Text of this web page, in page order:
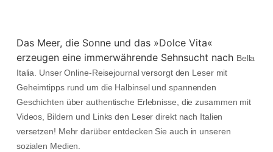
Das Meer, die Sonne und das »Dolce Vita«
erzeugen eine immerwährende Sehnsucht nach Bella
Italia. Unser Online-Reisejournal versorgt den Leser mit
Geheimtipps rund um die Halbinsel und spannenden
Geschichten über authentische Erlebnisse, die zusammen mit
Videos, Bildern und Links den Leser direkt nach Italien
versetzen! Mehr darüber entdecken Sie auch in unseren
sozialen Medien.